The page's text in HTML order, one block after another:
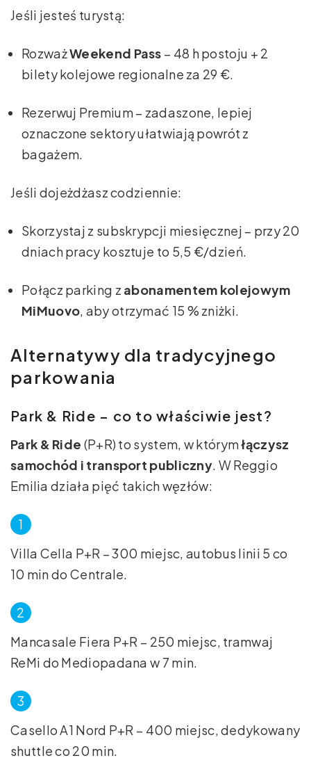
Jeśli jesteś turystą:
RozważWeekend Pass – 48 h postoju + 2
bilety kolejowe regionalne za 29 €.
Rezerwuj Premium – zadaszone, lepiej
oznaczone sektory ułatwiają powrót z
bagażem.
Jeśli dojeżdżasz codziennie:
Skorzystaj z subskrypcji miesięcznej – przy 20
dniach pracy kosztuje to 5,5 €/dzień.
Połącz parking z abonamentem kolejowym
MiMuovo, aby otrzymać 15 % zniżki.
Alternatywy dla tradycyjnego
parkowania
Park & Ride – co to właściwie jest?
Park & Ride (P+R) to system, w którymłączysz
samochód i transport publiczny. W Reggio
Emilia działa pięć takich węzłów:
Villa Cella P+R – 300 miejsc, autobus linii 5 co
10 min do Centrale.
Mancasale Fiera P+R – 250 miejsc, tramwaj
ReMi do Mediopadana w 7 min.
Casello A1 Nord P+R – 400 miejsc, dedykowany
shuttle co 20 min.